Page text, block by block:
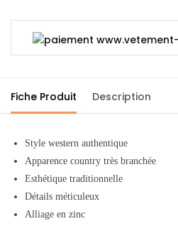
Fiche Produit Description
Style western authentique
Apparence country très branchée
Esthétique traditionnelle
Détails méticuleux
Alliage en zinc